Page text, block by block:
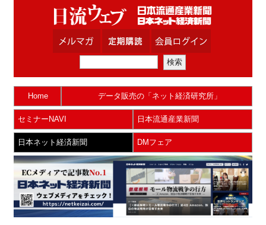
Home データ販売の「ネット経済研究所」
セミナーNAVI 日本流通産業新聞
日本ネット経済新聞 DMフェア